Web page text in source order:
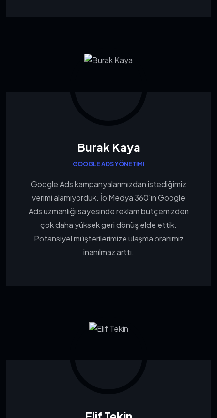
Burak Kaya
GOOGLE ADS YÖNETIMI
Google Ads kampanyalarımızdan istediğimiz
verimi alamıyorduk. İo Medya 360'ın Google
Ads uzmanlığı sayesinde reklam bütçemizden
çok daha yüksek geri dönüş elde ettik.
Potansiyel müşterilerimize ulaşma oranımız
inanılmaz arttı.